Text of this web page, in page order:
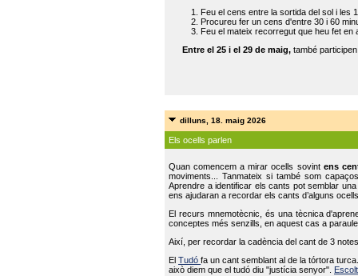
Feu el cens entre la sortida del sol i les
Procureu fer un cens d'entre 30 i 60
Feu el mateix recorregut que heu fet en
Entre el 25 i el 29 de maig, també
dilluns, 18. maig 2026
Els ocells parlen
Quan comencem a mirar ocells sovint ens
moviments... Tanmateix si també som
Aprendre a identificar els cants pot semblar
ens ajudaran a recordar els cants d’alguns
El recurs mnemotècnic, és una tècnica
conceptes més senzills, en aquest cas a
Així, per recordar la cadència del cant de 3
ElTudófa un cant semblant al de la tórtora
això diem que el tudó diu "justícia senyor".